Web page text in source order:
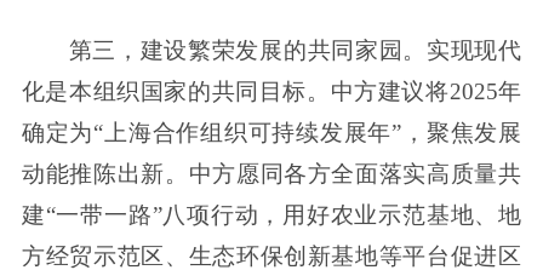
第三，建设繁荣发展的共同家园。实现现代
化是本组织国家的共同目标。中方建议将2025年
确定为“上海合作组织可持续发展年”，聚焦发展
动能推陈出新。中方愿同各方全面落实高质量共
建“一带一路”八项行动，用好农业示范基地、地
方经贸示范区、生态环保创新基地等平台促进区